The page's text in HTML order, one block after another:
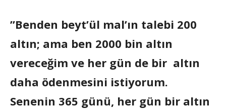
”Benden beyt’ül mal’ın talebi 200
altın; ama ben 2000 bin altın
vereceğim ve her gün de bir altın
daha ödenmesini istiyorum.
Senenin 365 günü, her gün bir altın